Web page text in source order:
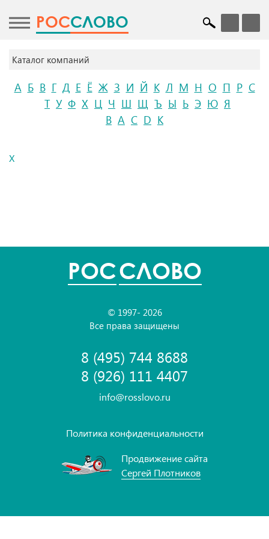
POCСЛОВО
Каталог компаний
А Б В Г Д Е Ё Ж З И Й К Л М Н О П Р С
Т У Ф Х Ц Ч Ш Щ Ъ Ы Ь Э Ю Я
B A C D K
X
POCСЛОВО
© 1997- 2026
Все права защищены
8 (495) 744 8688
8 (926) 111 4407
info@rosslovo.ru
Политика конфиденциальности
Продвижение сайта
Сергей Плотников